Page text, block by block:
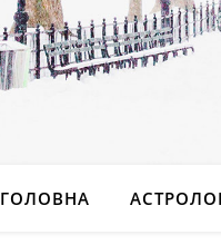
ГОЛОВНА